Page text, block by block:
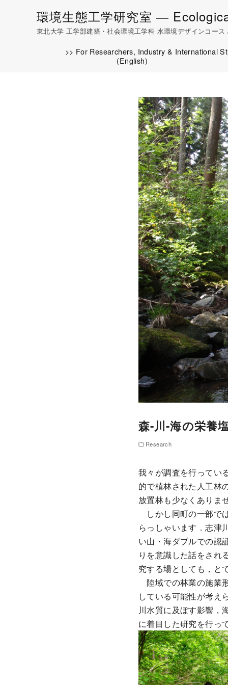
環境生態工学研究室 ―
東北大学 工学部建築・社会環境工学科 水環境デザインコー
>> For Researchers, Industry & International
(English)
森-川-海の栄養
Research
我々が調査を行ってい
的で植林された人工林
放置林も少なくありま
しかし同町の一部で
らっしゃいます．志津
い山・海ダブルでの認
りを意識した話をされ
究する場としても，と
陸域での林業の施業
している可能性が考え
川水質に及ぼす影響，
に着目した研究を行っ